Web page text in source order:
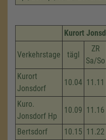
Kurort
Verkehrstage tägl
ZR
Sa/So
Kurort
Jonsdorf
10.04 11.11
Kuro.
Jonsdorf Hp
10.09 11.16
Bertsdorf 10.15 11.22